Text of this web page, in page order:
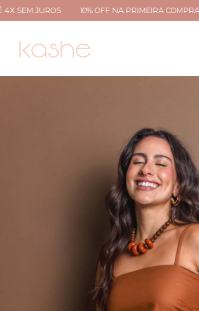
10% OFF NA PRIMEIRA COMPRA: BEMVINDA